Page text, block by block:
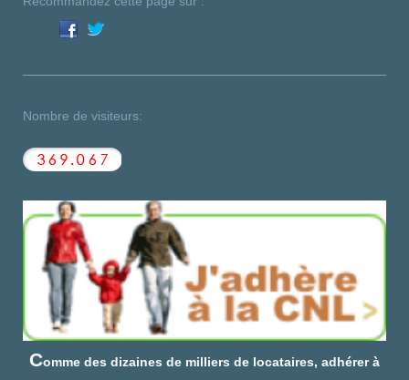
Nombre de visiteurs:
Comme des dizaines de milliers de locataires, adhérer à